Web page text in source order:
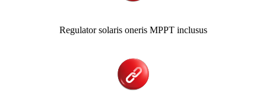
Regulator solaris oneris MPPT inclusus